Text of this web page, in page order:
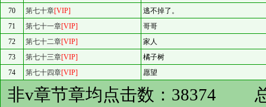
70
第七十章[VIP]
逃不掉了。
71
第七十一章[VIP]
哥哥
72
第七十二章[VIP]
家人
73
第七十三章[VIP]
橘子树
74
第七十四章[VIP] 愿望
非v章节章均点击数： 38374 总